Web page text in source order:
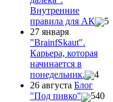
Внутренние
правила для АК
5
27 января
"ВrainfSkaut".
Карьера, которая
начинается в
понедельник.
4
26 августа Блог
"Под пивко"
540